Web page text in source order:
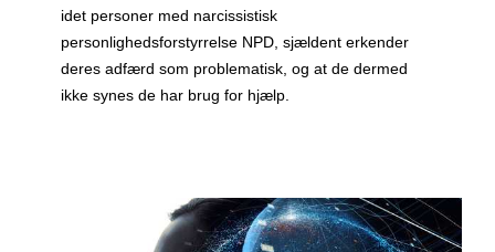
idet personer med narcissistisk
personlighedsforstyrrelse NPD, sjældent erkender
deres adfærd som problematisk, og at de dermed
ikke synes de har brug for hjælp.